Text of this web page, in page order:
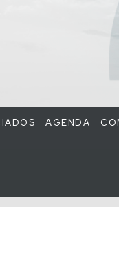
AGENDA